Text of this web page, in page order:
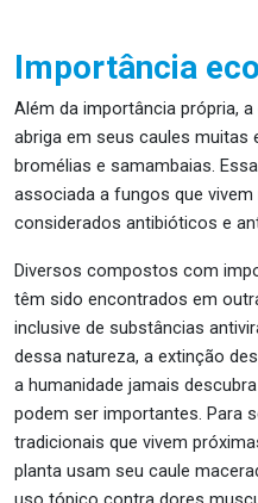
Importância
Além da importância própria, a
abriga em seus caules muitas
bromélias e samambaias.
associada a fungos que
considerados antibióticos e
Diversos compostos com
têm sido encontrados em
inclusive de substâncias
dessa natureza, a extinção
a humanidade jamais
podem ser importantes. Para
tradicionais que vivem
planta usam seu caule